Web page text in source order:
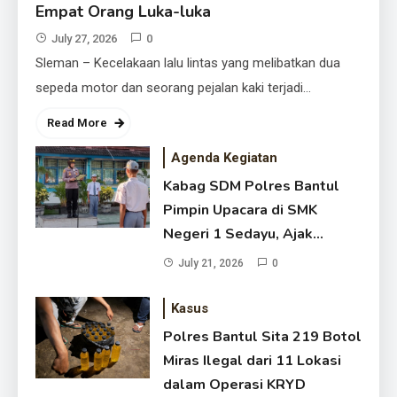
Miras Ilegal dari 11 Lokasi dalam
Operasi KRYD
July 20, 2026
Empat Orang Luka-luka
July 27, 2026 0
Sleman – Kecelakaan lalu lintas yang melibatkan dua
sepeda motor dan seorang pejalan kaki terjadi…
Read More
Agenda Kegiatan
Kabag SDM Polres Bantul
Pimpin Upacara di SMK
Negeri 1 Sedayu, Ajak
Pelajar Jadi Generasi Santun
July 21, 2026 0
Kasus
Polres Bantul Sita 219 Botol
Miras Ilegal dari 11 Lokasi
dalam Operasi KRYD